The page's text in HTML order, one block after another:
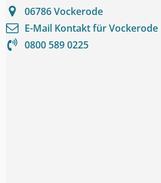
06786Vockerode
E-Mail Kontakt fürVockerode
0800 589 0225